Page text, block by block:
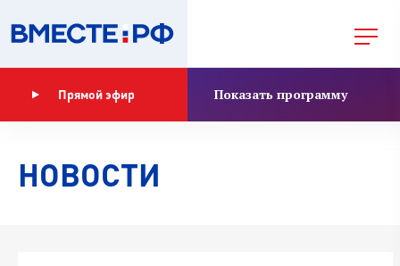
Прямой эфир Показать программу
НОВОСТИ